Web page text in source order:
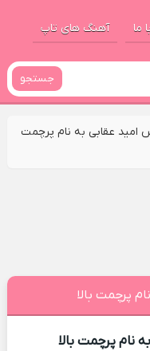
ما آهنگ های تاپ
جستجو
امید عقابی به نام پرچمت
پرچمت بالا
به نام پرچمت بالا